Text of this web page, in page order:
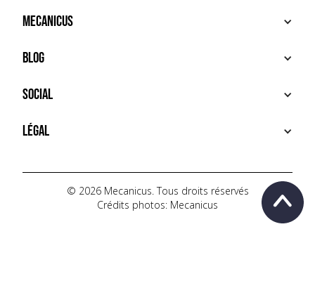
ACHETER
VENDRE
SERVICES PREMIUM
Mecanicus
À PROPOS
HOUSE MECANICUS
CONTACT
Blog
NEWS
VIDÉOS
AUTOPÉDIA
Social
INSTAGRAM
TIKTOK
YOUTUBE
Légal
POLITIQUE DE CONFIDENTIALITÉ
© 2026 Mecanicus. Tous droits réservés
Crédits photos: Mecanicus